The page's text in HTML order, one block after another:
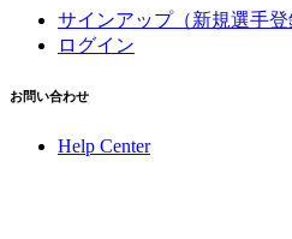
サインアップ（新規選手登
ログイン
お問い合わせ
Help Center